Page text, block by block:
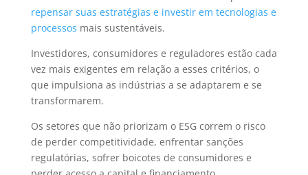
repensar suas estratégias e investir em tecnologias e
processos mais sustentáveis.
Investidores, consumidores e reguladores estão cada
vez mais exigentes em relação a esses critérios, o
que impulsiona as indústrias a se adaptarem e se
transformarem.
Os setores que não priorizam o ESG correm o risco
de perder competitividade, enfrentar sanções
regulatórias, sofrer boicotes de consumidores e